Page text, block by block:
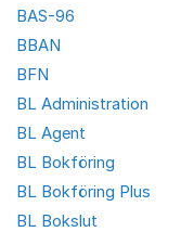
BAS-96
BBAN
BFN
BL Administration
BL Agent
BL Bokföring
BL Bokföring Plus
BL Bokslut